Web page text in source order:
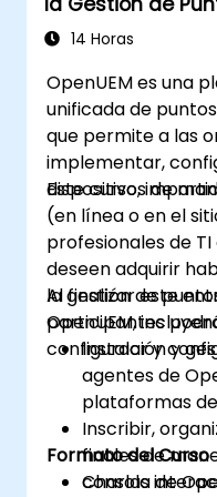
14 Horas
OpenUEM es una
unificada de
que permite a las
implementar,
dispositivos de
Este curso,
(en línea o en el
profesionales de
deseen adquirir
la gestión de
OpenUEM,
configuración y
Al finalizar este
participantes
Instalar y
agentes de
plataformas
Inscribir,
finales de
consola de
Formato del Curso
Charlas